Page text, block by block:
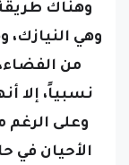
وهي
من
نسبياً، إلا
وعلى الرغم
الأحيان في
عبر